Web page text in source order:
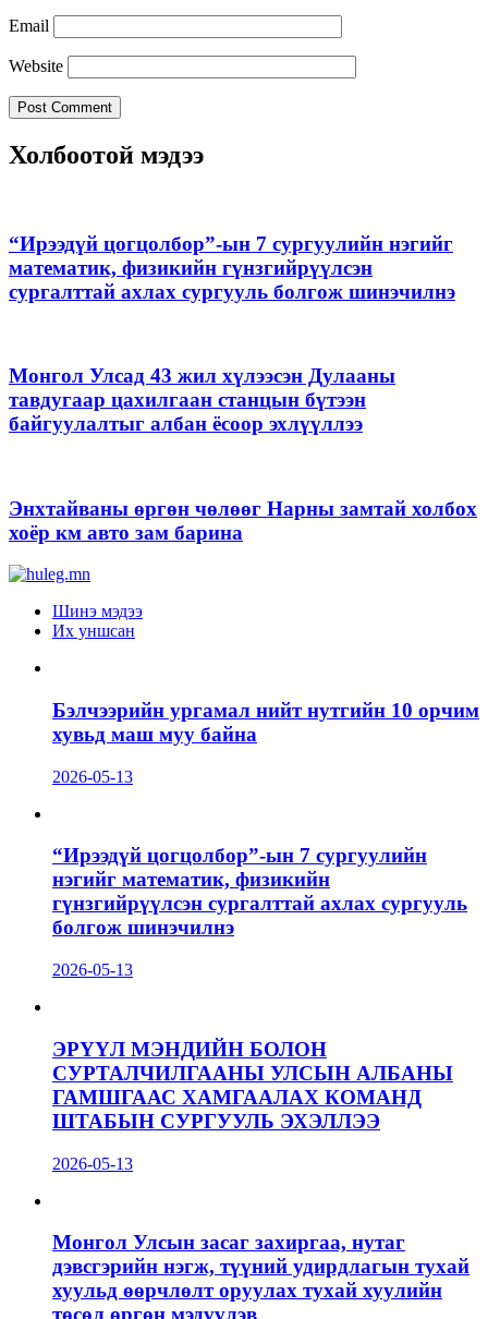
Email
Website
Холбоотой мэдээ
“Ирээдүй цогцолбор”-ын 7 сургуулийн нэгийг
математик, физикийн гүнзгийрүүлсэн
сургалттай ахлах сургууль болгож шинэчилнэ
Монгол Улсад 43 жил хүлээсэн Дулааны
тавдугаар цахилгаан станцын бүтээн
байгуулалтыг албан ёсоор эхлүүллээ
Энхтайваны өргөн чөлөөг Нарны замтай холбох
хоёр км авто зам барина
Шинэ мэдээ
Их уншсан
Бэлчээрийн ургамал нийт нутгийн 10 орчим
хувьд маш муу байна
2026-05-13
“Ирээдүй цогцолбор”-ын 7 сургуулийн
нэгийг математик, физикийн
гүнзгийрүүлсэн сургалттай ахлах сургууль
болгож шинэчилнэ
2026-05-13
ЭРҮҮЛ МЭНДИЙН БОЛОН
СУРТАЛЧИЛГААНЫ УЛСЫН АЛБАНЫ
ГАМШГААС ХАМГААЛАХ КОМАНД
ШТАБЫН СУРГУУЛЬ ЭХЭЛЛЭЭ
2026-05-13
Монгол Улсын засаг захиргаа, нутаг
дэвсгэрийн нэгж, түүний удирдлагын тухай
хуульд өөрчлөлт оруулах тухай хуулийн